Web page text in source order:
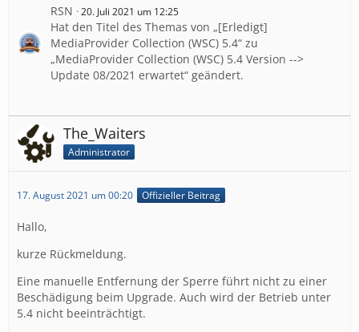
RSN 20. Juli 2021 um 12:25
Hat den Titel des Themas von „[Erledigt]
MediaProvider Collection (WSC) 5.4“ zu
„MediaProvider Collection (WSC) 5.4 Version -->
Update 08/2021 erwartet“ geändert.
The_Waiters
Administrator
17. August 2021 um 00:20 Offizieller Beitrag
Hallo,
kurze Rückmeldung.
Eine manuelle Entfernung der Sperre führt nicht zu einer
Beschädigung beim Upgrade. Auch wird der Betrieb unter
5.4 nicht beeinträchtigt.